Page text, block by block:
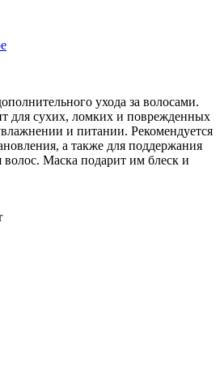
ухода за волосами.
для сухих, ломких и поврежденных
и питании. Рекомендуется
а также для поддержания
волос. Маска подарит им блеск и